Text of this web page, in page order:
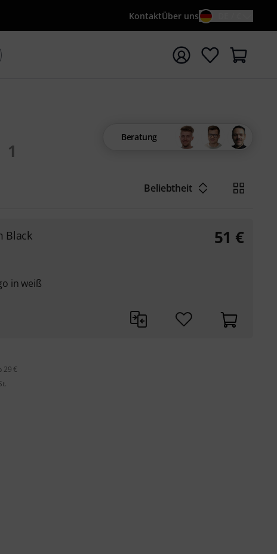
KontaktÜber uns
mit Suchwort {searchTerm} starten
1
Beratung
Beliebtheit
Black
in weiß
51 €
29 €